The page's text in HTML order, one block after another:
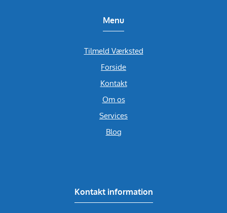
Menu
Tilmeld Værksted
Forside
Kontakt
Om os
Services
Blog
Kontakt information